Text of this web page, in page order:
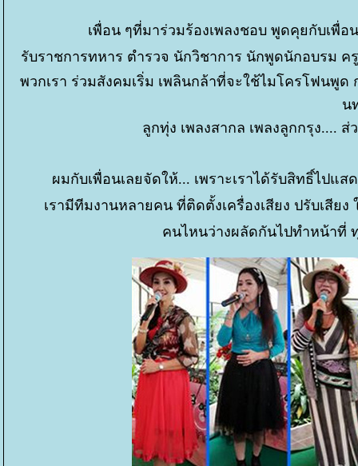
เพื่อน ๆที่มาร่วมร้องเพลงชอบ พูดคุยกับเพื่
รับราชการทหาร ตำรวจ นักวิชาการ นักพูดนักอบรม ค
พวกเรา ร่วมสังคมเริ่ม เพลินกล้าที่จะใช้ไมโครโฟนพู
น
ลูกทุ่ง เพลงสากล เพลงลูกกรุง....
ผมกับเพื่อนเลยจัดให้... เพราะเราได้รับสิทธิ์ไปแ
เรามีทีมงานหลายคน ที่ติดตั้งเครื่องเสียง ปรับเสีย
คนไหนว่างผลัดกันไปทำหน้าที่